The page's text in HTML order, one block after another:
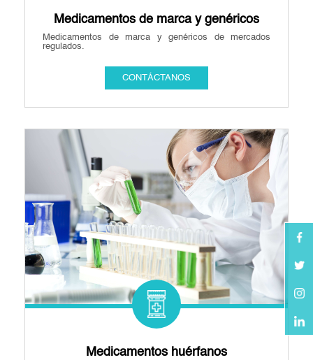
Medicamentos de marca y genéricos
Medicamentos de marca y genéricos de mercados
regulados.
CONTÁCTANOS
Medicamentos huérfanos